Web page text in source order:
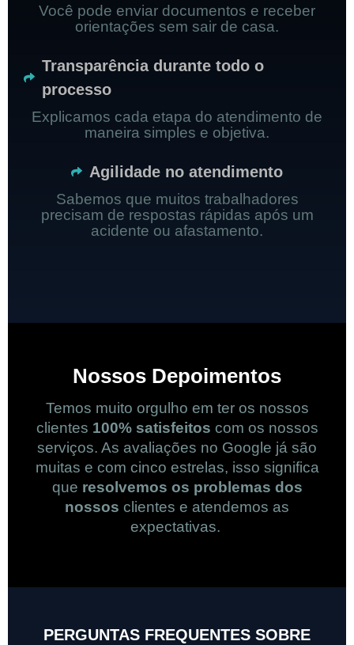
Você pode enviar documentos e receber
orientações sem sair de casa.
Transparência durante todo o
processo
Explicamos cada etapa do atendimento de
maneira simples e objetiva.
Agilidade no atendimento
Sabemos que muitos trabalhadores
precisam de respostas rápidas após um
acidente ou afastamento.
Nossos Depoimentos
Temos muito orgulho em ter os nossos
clientes 100% satisfeitos com os nossos
serviços. As avaliações no Google já são
muitas e com cinco estrelas, isso significa
que resolvemos os problemas dos
nossos clientes e atendemos as
expectativas.
PERGUNTAS FREQUENTES SOBRE